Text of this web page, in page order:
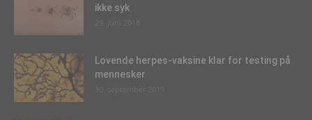
ikke syk
Lovende herpes-vaksine klar for testing på
mennesker